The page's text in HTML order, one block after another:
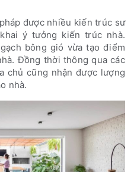
được nhiều kiến trúc sư
ý tưởng kiến trúc nhà.
bông gió vừa tạo điểm
Đồng thời thông qua các
chủ cũng nhận được lượng
nhà.